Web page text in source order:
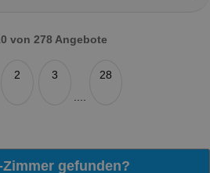
von 278 Angebote
2
3
28
Zimmer gefunden?